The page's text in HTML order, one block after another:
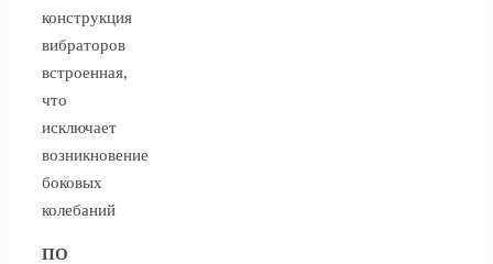
конструкция
вибраторов
встроенная,
что
исключает
возникновение
боковых
колебаний
ПО